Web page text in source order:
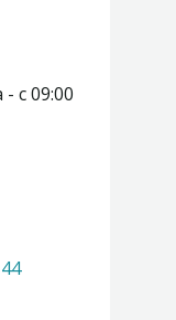
с 09:00
-